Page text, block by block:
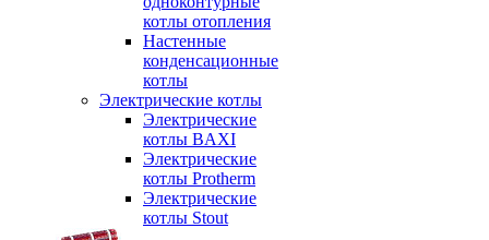
котлы отопления
Настенные
конденсационные
котлы
Электрические котлы
Электрические
котлы BAXI
Электрические
котлы Protherm
Электрические
котлы Stout